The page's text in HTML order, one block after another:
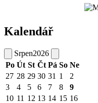
Kalendář
Srpen2026
Po Út St Čt Pá So Ne
27 28 29 30 31 1
2
3
4 5 6 7 8
9
10 11 12 13 14 15 16